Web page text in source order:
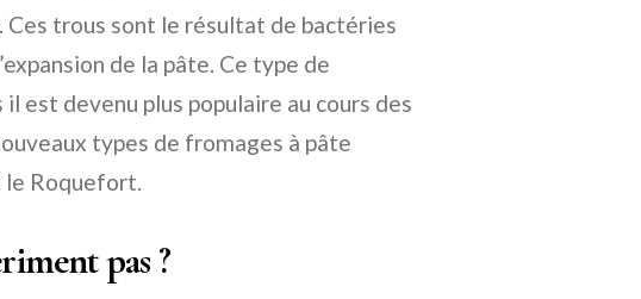
Ces trous sont le résultat de bactéries
de la pâte. Ce type de
est devenu plus populaire au cours des
types de fromages à pâte
le Roquefort.
pas ?